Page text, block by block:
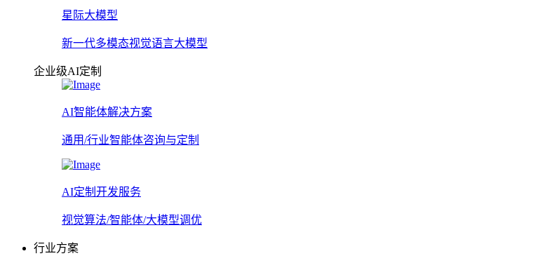
星际大模型
新一代多模态视觉语言大模型
企业级AI定制
AI智能体解决方案
通用/行业智能体咨询与定制
AI定制开发服务
视觉算法/智能体/大模型调优
行业方案